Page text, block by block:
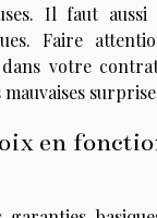
Il faut
Faire
votre
en